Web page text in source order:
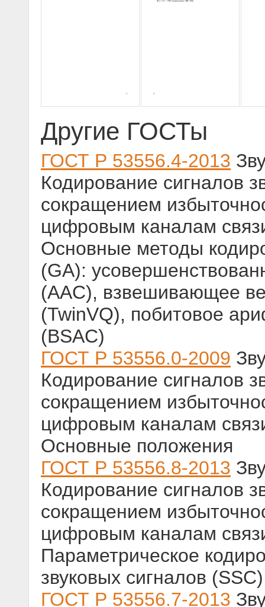
Другие ГОСТы
ГОСТ Р 53556.4-2013
Кодирование сигналов
сокращением
цифровым каналам
Основные методы
(GA):
(AAC), взвешивающее
(TwinVQ), побитовое
(BSAC)
ГОСТ Р 53556.0-2009
Кодирование сигналов
сокращением
цифровым каналам
Основные положения
ГОСТ Р 53556.8-2013
Кодирование сигналов
сокращением
цифровым каналам
Параметрическое
звуковых сигналов (SSC)
ГОСТ Р 53556.7-2013